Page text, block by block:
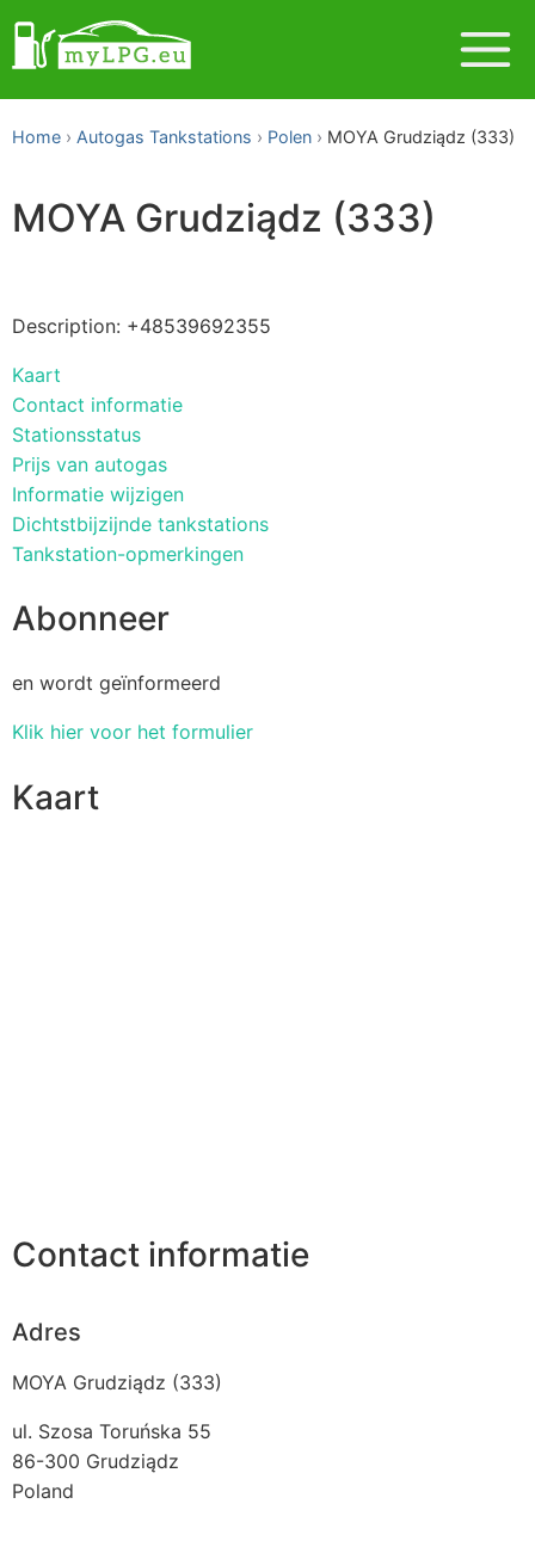
Home Autogas Tankstations Polen MOYA Grudziądz (333)
MOYA Grudziądz (333)
Description: +48539692355
Kaart
Contact informatie
Stationsstatus
Prijs van autogas
Informatie wijzigen
Dichtstbijzijnde tankstations
Tankstation-opmerkingen
Abonneer
en wordt geïnformeerd
Klik hier voor het formulier
Kaart
Contact informatie
Adres
MOYA Grudziądz (333)
ul. Szosa Toruńska 55
86-300 Grudziądz
Poland